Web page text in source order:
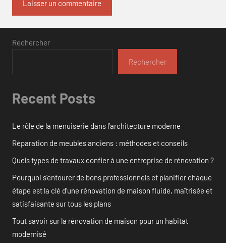
Rechercher
Rechercher
Recent Posts
Le rôle de la menuiserie dans l’architecture moderne
Réparation de meubles anciens : méthodes et conseils
Quels types de travaux confier à une entreprise de rénovation ?
Pourquoi s’entourer de bons professionnels et planifier chaque
étape est la clé d’une rénovation de maison fluide, maîtrisée et
satisfaisante sur tous les plans
Tout savoir sur la rénovation de maison pour un habitat
modernisé